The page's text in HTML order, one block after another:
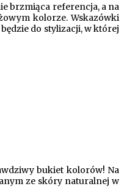
brzmiąca referencja, a na
kolorze. Wskazówki
do stylizacji, w której
bukiet kolorów! Na
ze skóry naturalnej w